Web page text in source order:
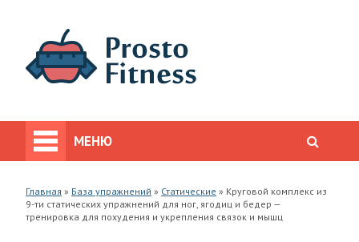
МЕНЮ
Главная » База упражнений » Статические » Круговой комплекс из
9-ти статических упражнений для ног, ягодиц и бедер —
тренировка для похудения и укрепления связок и мышц